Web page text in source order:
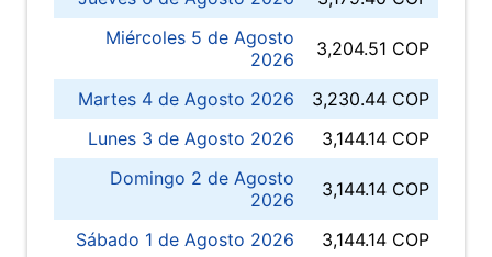
Miércoles 5 de Agosto
2026
3,204.51 COP
Martes 4 de Agosto 2026
3,230.44 COP
Lunes 3 de Agosto 2026
3,144.14 COP
Domingo 2 de Agosto
2026
3,144.14 COP
Sábado 1 de Agosto 2026
3,144.14 COP